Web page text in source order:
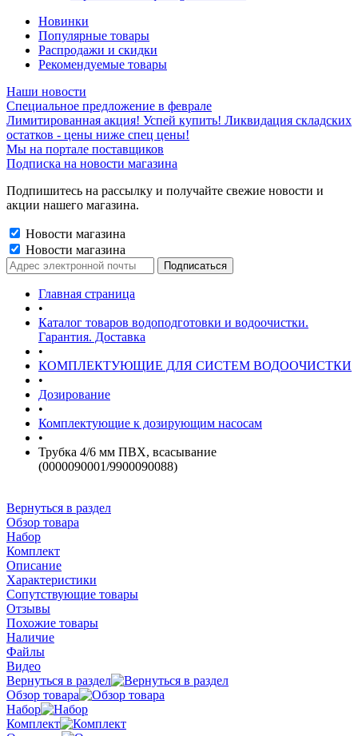
Новинки
Популярные товары
Распродажи и скидки
Рекомендуемые товары
Наши новости
Специальное предложение в феврале
Лимитированная акция! Успей купить! Ликвидация складских
остатков - цены ниже спец цены!
Мы на портале поставщиков
Подписка на новости магазина
Подпишитесь на рассылку и получайте свежие новости и
акции нашего магазина.
Новости магазина
Новости магазина
Главная страница
•
Каталог товаров водоподготовки и водоочистки.
Гарантия. Доставка
•
КОМПЛЕКТУЮЩИЕ ДЛЯ СИСТЕМ ВОДООЧИСТКИ
•
Дозирование
•
Комплектующие к дозирующим насосам
•
Трубка 4/6 мм ПВХ, всасывание
(0000090001/9900090088)
Вернуться в раздел
Обзор товара
Набор
Комплект
Описание
Характеристики
Сопутствующие товары
Отзывы
Похожие товары
Наличие
Файлы
Видео
Вернуться в раздел
Обзор товара
Набор
Комплект